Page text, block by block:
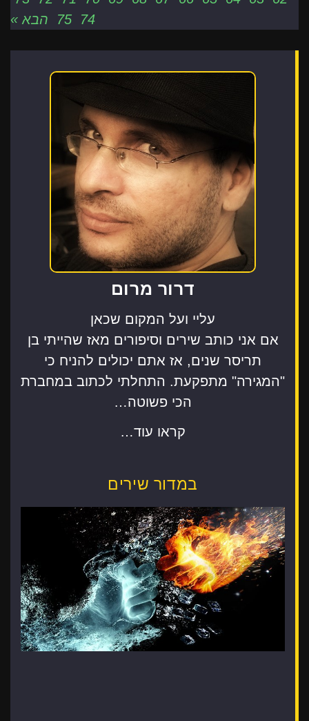
דרור מרום
עליי ועל המקום שכאן
אם אני כותב שירים וסיפורים מאז שהייתי בן
תריסר שנים, אז אתם יכולים להניח כי
"המגירה" מתפקעת. התחלתי לכתוב במחברת
הכי פשוטה…
קראו עוד…
במדור שירים
74
75 הבא »